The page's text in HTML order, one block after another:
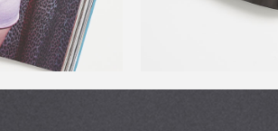
お買い物